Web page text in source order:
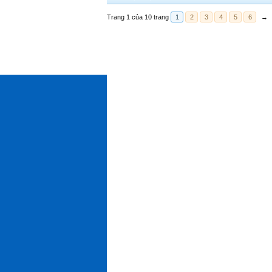
Trang 1 của 10 trang 1 2 3 4 5 6 →